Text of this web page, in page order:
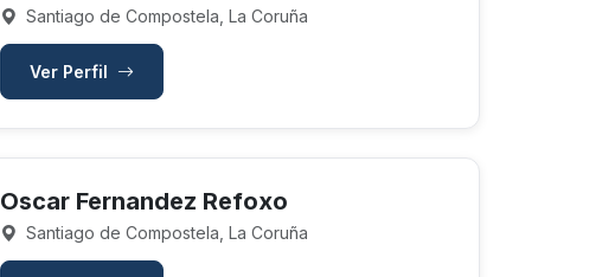
Santiago de Compostela, La Coruña
Ver Perfil
Oscar Fernandez Refoxo
Santiago de Compostela, La Coruña